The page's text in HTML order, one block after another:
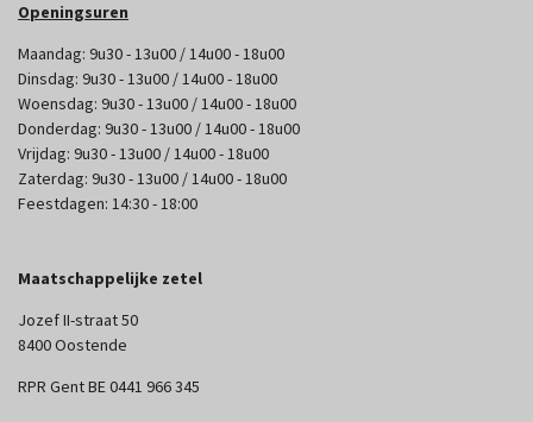
Openingsuren
Maandag: 9u30 - 13u00 / 14u00 - 18u00
Dinsdag: 9u30 - 13u00 / 14u00 - 18u00
Woensdag: 9u30 - 13u00 / 14u00 - 18u00
Donderdag: 9u30 - 13u00 / 14u00 - 18u00
Vrijdag: 9u30 - 13u00 / 14u00 - 18u00
Zaterdag: 9u30 - 13u00 / 14u00 - 18u00
Feestdagen: 14:30 - 18:00
Maatschappelijke zetel
Jozef II-straat 50
8400 Oostende
RPR Gent BE 0441 966 345